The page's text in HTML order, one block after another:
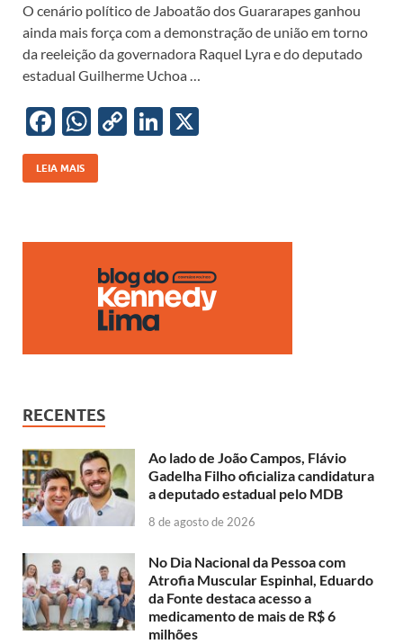
e
b
o
o
k
at
s
A
p
p
p
y
Li
n
k
k
e
dI
n
O cenário político de Jaboatão dos Guararapes ganhou
ainda mais força com a demonstração de união em torno
da reeleição da governadora Raquel Lyra e do deputado
estadual Guilherme Uchoa …
F
ac
e
o
W
h
at
A
p
p
C
Li
n
k
Li
dI
n
LEIA MAIS
RECENTES
Ao lado de João Campos, Flávio
Gadelha Filho oficializa candidatura
a deputado estadual pelo MDB
8 de agosto de 2026
No Dia Nacional da Pessoa com
Atrofia Muscular Espinhal, Eduardo
da Fonte destaca acesso a
medicamento de mais de R$ 6
milhões